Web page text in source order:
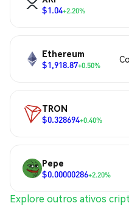
$1.04+2.20%
Ethereum
$1,918.87+0.50%
TRON
$0.328694+0.40%
Pepe
$0.00000286+2.20%
Explore outros ativos